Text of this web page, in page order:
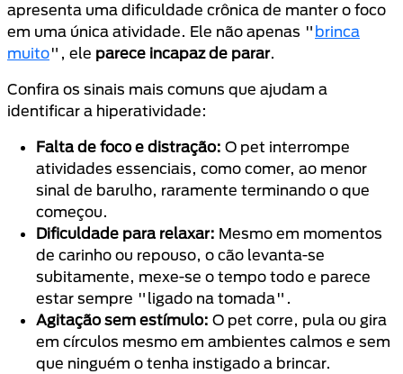
apresenta uma dificuldade crônica de manter o foco
em uma única atividade. Ele não apenas " brinca
muito", ele parece incapaz de parar.
Confira os sinais mais comuns que ajudam a
identificar a hiperatividade:
Falta de foco e distração: O pet interrompe
atividades essenciais, como comer, ao menor
sinal de barulho, raramente terminando o que
começou.
Dificuldade para relaxar: Mesmo em momentos
de carinho ou repouso, o cão levanta-se
subitamente, mexe-se o tempo todo e parece
estar sempre "ligado na tomada".
Agitação sem estímulo: O pet corre, pula ou gira
em círculos mesmo em ambientes calmos e sem
que ninguém o tenha instigado a brincar.